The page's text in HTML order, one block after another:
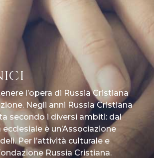
l’opera di Russia Cristiana
Negli anni Russia Cristiana
secondo i diversi ambiti: dal
è un’Associazione
Per l’attività culturale e
Russia Cristiana.